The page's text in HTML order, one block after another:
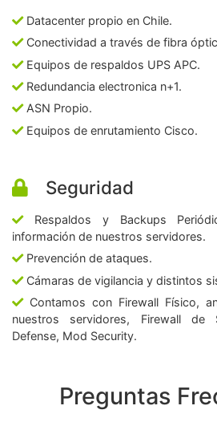
Datacenter propio en Chile.
Conectividad a través de fibra
Equipos de respaldos UPS APC.
Redundancia electronica n+1.
ASN Propio.
Equipos de enrutamiento Cisco.
Seguridad
Respaldos y Backups
información de nuestros servidores.
Prevención de ataques.
Cámaras de vigilancia y distintos
Contamos con Firewall Físico,
nuestros servidores, Firewall de
Defense, Mod Security.
Preguntas